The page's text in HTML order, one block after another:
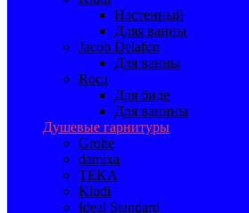
Настенный
Дляя ванны
Jacob Delafon
Для ванны
Roca
Для биде
Для ваннны
Душевые гарнитуры
Grohe
damixa
TEKA
Kludi
Ideal Standard